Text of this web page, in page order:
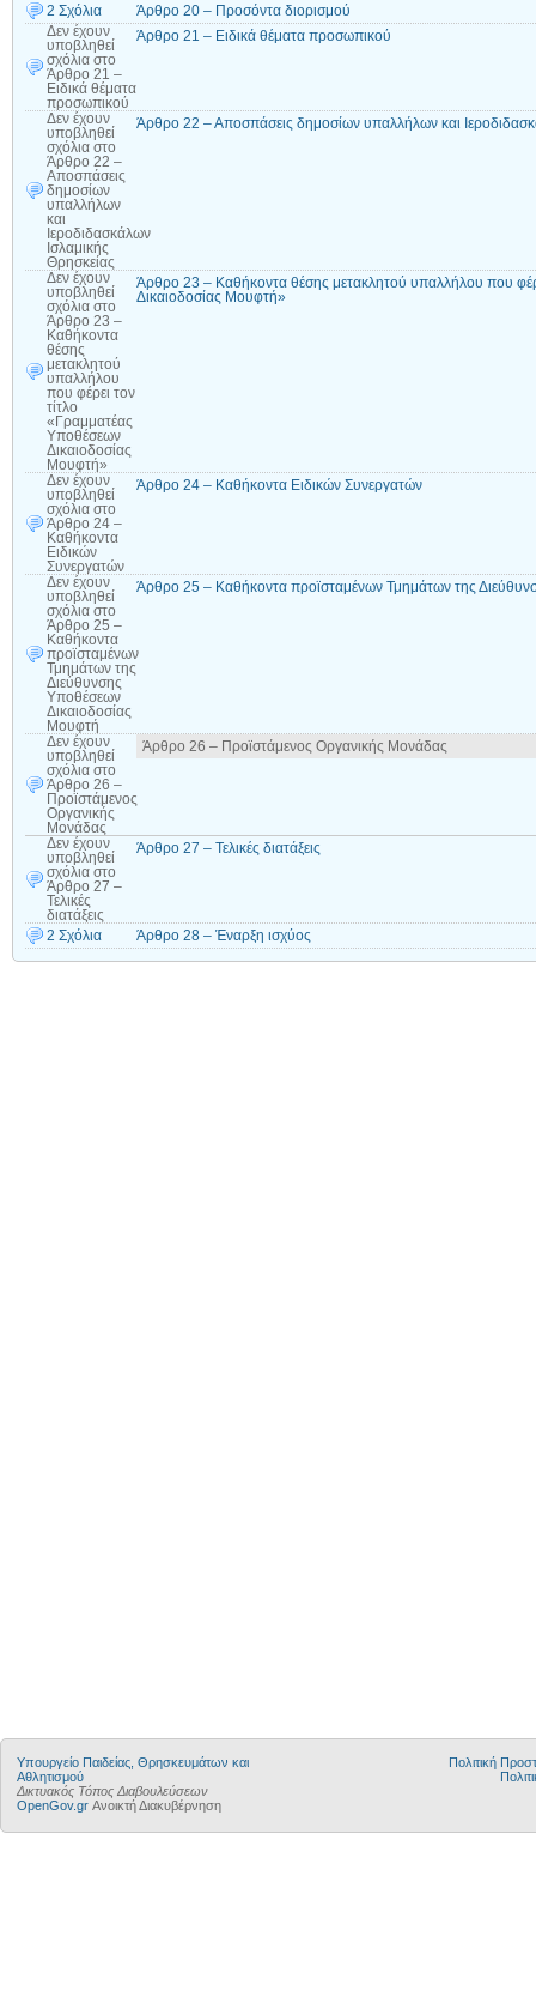
2 Σχόλια
Άρθρο 20 – Προσόντα διορισμού
Δεν έχουν
υποβληθεί
σχόλια στο
Άρθρο 21 –
Ειδικά θέματα
προσωπικού
Άρθρο 21 – Ειδικά θέματα προσωπικού
Δεν έχουν
υποβληθεί
σχόλια στο
Άρθρο 22 –
Αποσπάσεις
δημοσίων
υπαλλήλων
και
Ιεροδιδασκάλων
Ισλαμικής
Θρησκείας
Άρθρο 22 – Αποσπάσεις δημοσίων υπαλλήλων και
Δεν έχουν
υποβληθεί
σχόλια στο
Άρθρο 23 –
Καθήκοντα
θέσης
μετακλητού
υπαλλήλου
που φέρει τον
τίτλο
«Γραμματέας
Υποθέσεων
Δικαιοδοσίας
Μουφτή»
Άρθρο 23 – Καθήκοντα θέσης μετακλητού υπαλλήλου που
Δικαιοδοσίας Μουφτή»
Δεν έχουν
υποβληθεί
σχόλια στο
Άρθρο 24 –
Καθήκοντα
Ειδικών
Συνεργατών
Άρθρο 24 – Καθήκοντα Ειδικών Συνεργατών
Δεν έχουν
υποβληθεί
σχόλια στο
Άρθρο 25 –
Καθήκοντα
προϊσταμένων
Τμημάτων της
Διεύθυνσης
Υποθέσεων
Δικαιοδοσίας
Μουφτή
Άρθρο 25 – Καθήκοντα προϊσταμένων Τμημάτων της
Δεν έχουν
υποβληθεί
σχόλια στο
Άρθρο 26 –
Προϊστάμενος
Οργανικής
Μονάδας
Άρθρο 26 – Προϊστάμενος Οργανικής Μονάδας
Δεν έχουν
υποβληθεί
σχόλια στο
Άρθρο 27 –
Τελικές
διατάξεις
Άρθρο 27 – Τελικές διατάξεις
2 Σχόλια Άρθρο 28 – Έναρξη ισχύος
Υπουργείο Παιδείας, Θρησκευμάτων και
Αθλητισμού
Δικτυακός Τόπος Διαβουλεύσεων
OpenGov.gr Ανοικτή Διακυβέρνηση
Πολιτική